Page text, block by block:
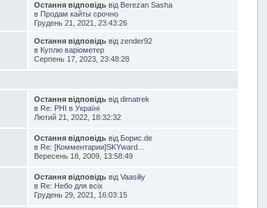
Остання відповідьвід Berezan Sasha
в Продам кайты срочно
Грудень 21, 2021, 23:43:26
Остання відповідьвід zender92
в Куплю варіометер
Серпень 17, 2023, 23:48:28
Остання відповідьвід dimatrek
в Re: PHI в Україні
Лютий 21, 2022, 18:32:32
Остання відповідьвід Борис.de
в Re: [Комментарии]SKYward...
Вересень 18, 2009, 13:58:49
Остання відповідьвід Vaasiliy
в Re: Небо для всіх
Грудень 29, 2021, 16:03:15